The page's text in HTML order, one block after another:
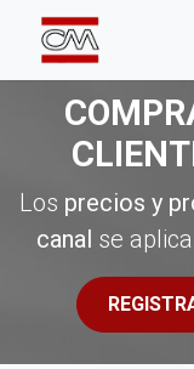
Los precios y
canal se